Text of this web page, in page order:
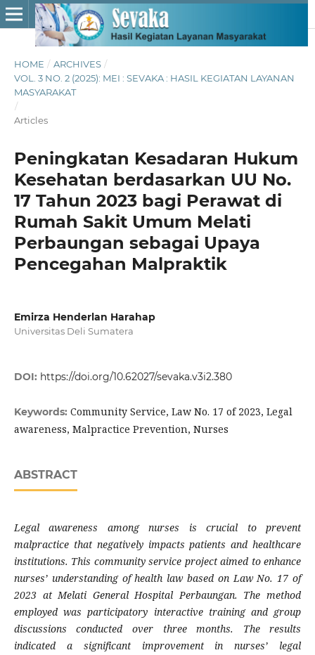
HOME / ARCHIVES /
VOL. 3 NO. 2 (2025): MEI : SEVAKA : HASIL KEGIATAN LAYANAN
MASYARAKAT
/
Articles
Peningkatan Kesadaran Hukum
Kesehatan berdasarkan UU No.
17 Tahun 2023 bagi Perawat di
Rumah Sakit Umum Melati
Perbaungan sebagai Upaya
Pencegahan Malpraktik
Emirza Henderlan Harahap
Universitas Deli Sumatera
DOI: https://doi.org/10.62027/sevaka.v3i2.380
Keywords: Community Service, Law No. 17 of 2023, Legal
awareness, Malpractice Prevention, Nurses
ABSTRACT
Legal awareness among nurses is crucial to prevent
malpractice that negatively impacts patients and healthcare
institutions. This community service project aimed to enhance
nurses’ understanding of health law based on Law No. 17 of
2023 at Melati General Hospital Perbaungan. The method
employed was participatory interactive training and group
discussions conducted over three months. The results
indicated a significant improvement in nurses’ legal